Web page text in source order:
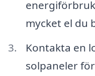
mycket el du
Kontakta en
solpaneler